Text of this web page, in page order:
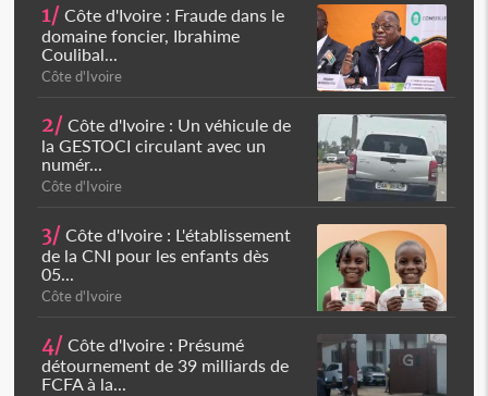
1/ Côte d'Ivoire : Fraude dans le
domaine foncier, Ibrahime
Coulibal...
Côte d'Ivoire
2/ Côte d'Ivoire : Un véhicule de
la GESTOCI circulant avec un
numér...
Côte d'Ivoire
3/ Côte d'Ivoire : L'établissement
de la CNI pour les enfants dès
05...
Côte d'Ivoire
4/ Côte d'Ivoire : Présumé
détournement de 39 milliards de
FCFA à la...